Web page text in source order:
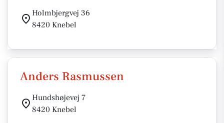
Holmbjergvej 36
8420 Knebel
Anders Rasmussen
Hundshøjevej 7
8420 Knebel